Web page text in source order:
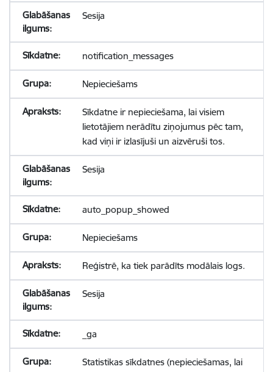
Sesija
notification_messages
Nepieciešams
Sīkdatne ir nepieciešama, lai visiem
lietotājiem nerādītu ziņojumus pēc tam,
kad viņi ir izlasījuši un aizvēruši tos.
Sesija
auto_popup_showed
Nepieciešams
Reģistrē, ka tiek parādīts modālais logs.
Sesija
_ga
Statistikas sīkdatnes (nepieciešamas, lai